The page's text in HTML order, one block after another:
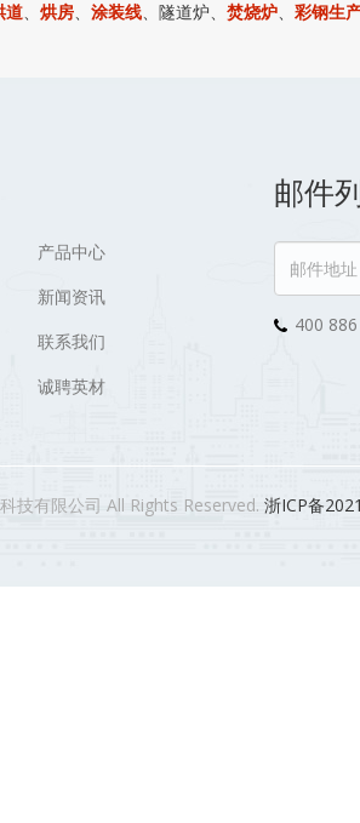
道 烘房 涂装线 、隧道炉、 焚烧炉 彩钢生
产品中心
新闻资讯
联系我们
诚聘英材
邮件
400
技有限公司 All Rights Reserved. 浙ICP备